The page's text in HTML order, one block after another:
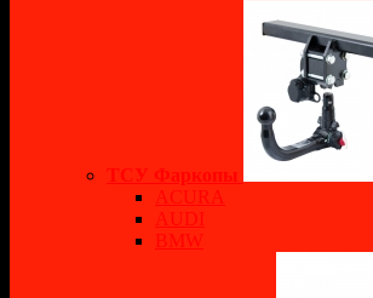
ТСУ Фаркопы
ACURA
AUDI
BMW